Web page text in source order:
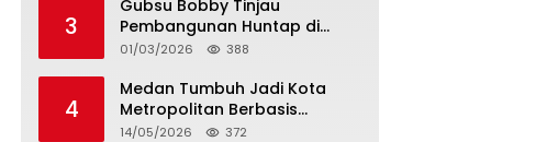
3
Gubsu Bobby Tinjau
Pembangunan Huntap di
Tapteng
01/03/2026 388
4
Medan Tumbuh Jadi Kota
Metropolitan Berbasis
Teknologi
14/05/2026 372